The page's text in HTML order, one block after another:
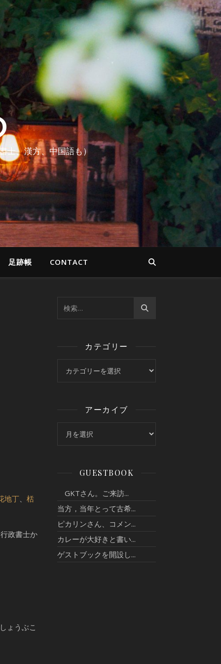
士、漢方、中国語も）
足跡帳 CONTACT
地丁、 栝
政書士か
ょうぶこ
カテゴリー
アーカイブ
GUESTBOOK
GKTさん。ご来訪...
当方，当年とって古希...
ピカリンさん、コメン...
カレーが大好きと書い...
ゲストブックを開設し...